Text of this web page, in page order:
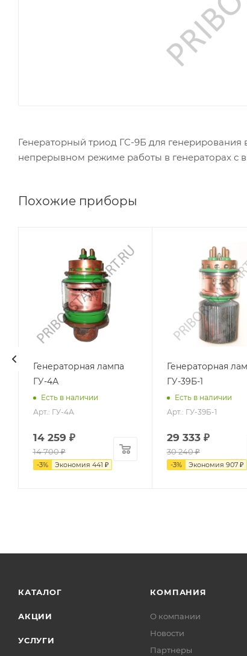
Генераторный триод ГС-9Б для
непрерывном режиме работы в генераторах с
Похожие приборы
Генераторная лампа
ГУ-4А
Есть в наличии
Арт.: ГУ-4А
14 259 ₽
14 700₽
-3% Экономия 441 ₽
Генераторная
ГУ-39Б-1
Есть в наличии
Арт.: ГУ-39Б-1
29 333₽
30 240₽
-3% Экономия 907₽
КАТАЛОГ
АКЦИИ
УСЛУГИ
КОМПАНИЯ
О компании
Новости
Партнеры